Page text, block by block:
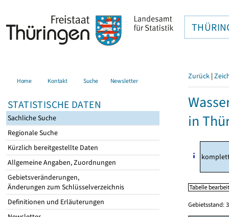
Home Kontakt Suche Newsletter
STATISTISCHE DATEN
Sachliche Suche
Regionale Suche
Kürzlich bereitgestellte Daten
Allgemeine Angaben, Zuordnungen
Gebietsveränderungen,
Änderungen zum Schlüsselverzeichnis
Definitionen und Erläuterungen
Zurück |
in
Gebietsstand: